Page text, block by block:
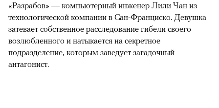
«Разрабов» — компьютерный инженер Лили Чан из
технологической компании в Сан-Франциско. Девушка
затевает собственное расследование гибели своего
возлюбленного и натыкается на секретное
подразделение, которым заведует загадочный
антагонист.